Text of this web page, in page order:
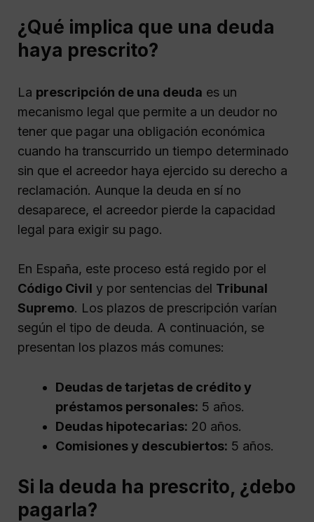
¿Qué implica que una deuda
haya prescrito?
La prescripción de una deuda es un
mecanismo legal que permite a un deudor no
tener que pagar una obligación económica
cuando ha transcurrido un tiempo determinado
sin que el acreedor haya ejercido su derecho a
reclamación. Aunque la deuda en sí no
desaparece, el acreedor pierde la capacidad
legal para exigir su pago.
En España, este proceso está regido por el
Código Civil y por sentencias del Tribunal
Supremo. Los plazos de prescripción varían
según el tipo de deuda. A continuación, se
presentan los plazos más comunes:
Deudas de tarjetas de crédito y
préstamos personales: 5 años.
Deudas hipotecarias: 20 años.
Comisiones y descubiertos: 5 años.
Si la deuda ha prescrito, ¿debo
pagarla?